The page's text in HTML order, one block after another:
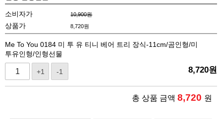
소비자가 10,900원
상품가 8,720원
Me To You 0184 미 투 유 티니 베어 트리 장식-11cm/곰인형/미
투유인형/인형선물
+1 -1 8,720원
총 상품 금액 8,720 원